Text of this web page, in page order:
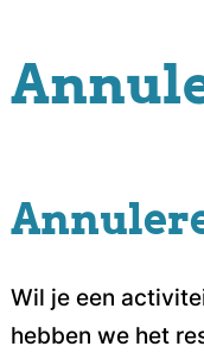
Wil je een
hebben we het